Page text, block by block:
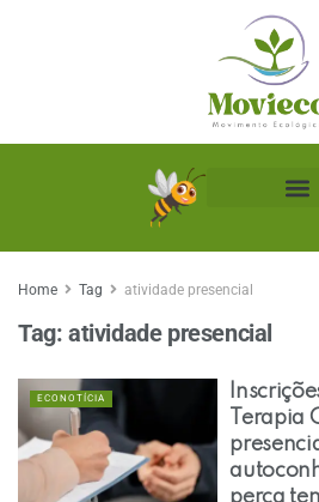
Home Tag atividade presencial
Tag: atividade presencial
ECONOTÍCIA
Terapia
perca